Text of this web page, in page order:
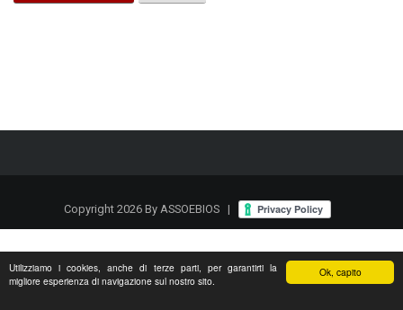
Ok, capito
Utilizziamo i cookies, anche di terze parti, per garantirti la
migliore esperienza di navigazione sul nostro sito.
Copyright 2026 By ASSOEBIOS|